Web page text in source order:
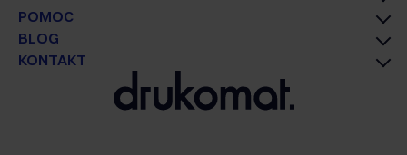
POMOC
BLOG
KONTAKT